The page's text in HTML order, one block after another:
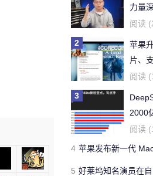
力量
阅读
2
苹果
片、
阅读
3
2000
流
阅读
4 苹果发布新一代 MacBook Air：配
5 好莱坞知名演员在自家谷仓